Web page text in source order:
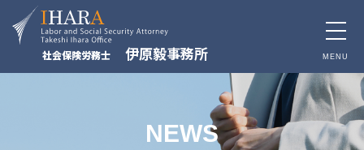
toggle
MENU
社会保険労務士 伊原毅事務所
NEWS